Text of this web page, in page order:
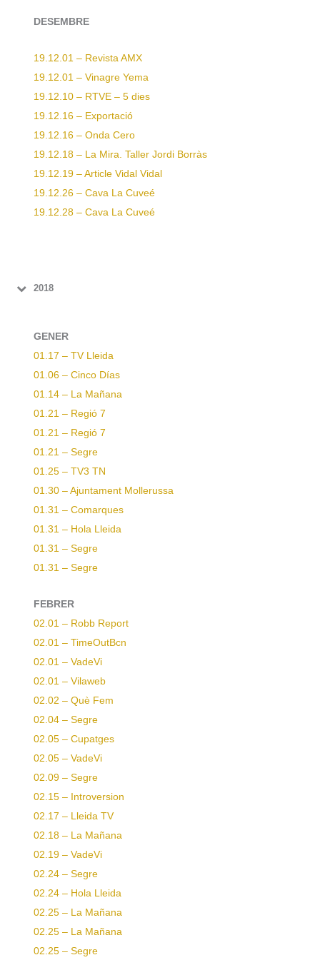
DESEMBRE
19.12.01 – Revista AMX
19.12.01 – Vinagre Yema
19.12.10 – RTVE – 5 dies
19.12.16 – Exportació
19.12.16 – Onda Cero
19.12.18 – La Mira. Taller Jordi Borràs
19.12.19 – Article Vidal Vidal
19.12.26 – Cava La Cuveé
19.12.28 – Cava La Cuveé
2018
GENER
01.17 – TV Lleida
01.06 – Cinco Días
01.14 – La Mañana
01.21 – Regió 7
01.21 – Regió 7
01.21 – Segre
01.25 – TV3 TN
01.30 – Ajuntament Mollerussa
01.31 – Comarques
01.31 – Hola Lleida
01.31 – Segre
01.31 – Segre
FEBRER
02.01 – Robb Report
02.01 – TimeOutBcn
02.01 – VadeVi
02.01 – Vilaweb
02.02 – Què Fem
02.04 – Segre
02.05 – Cupatges
02.05 – VadeVi
02.09 – Segre
02.15 – Introversion
02.17 – Lleida TV
02.18 – La Mañana
02.19 – VadeVi
02.24 – Segre
02.24 – Hola Lleida
02.25 – La Mañana
02.25 – La Mañana
02.25 – Segre